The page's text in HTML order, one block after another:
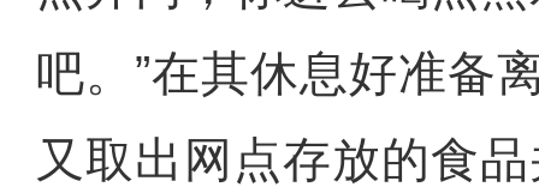
吧。”在其休息好准备
又取出网点存放的食